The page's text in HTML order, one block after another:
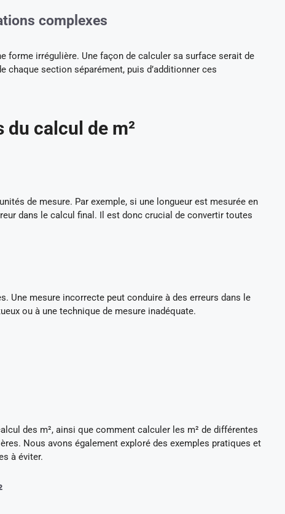
complexes
forme irrégulière. Une façon de calculer sa surface serait de
section séparément, puis d’additionner ces
du calcul de m²
de mesure. Par exemple, si une longueur est mesurée en
dans le calcul final. Il est donc crucial de convertir toutes
Une mesure incorrecte peut conduire à des erreurs dans le
ou à une technique de mesure inadéquate.
des m², ainsi que comment calculer les m² de différentes
Nous avons également exploré des exemples pratiques et
à éviter.